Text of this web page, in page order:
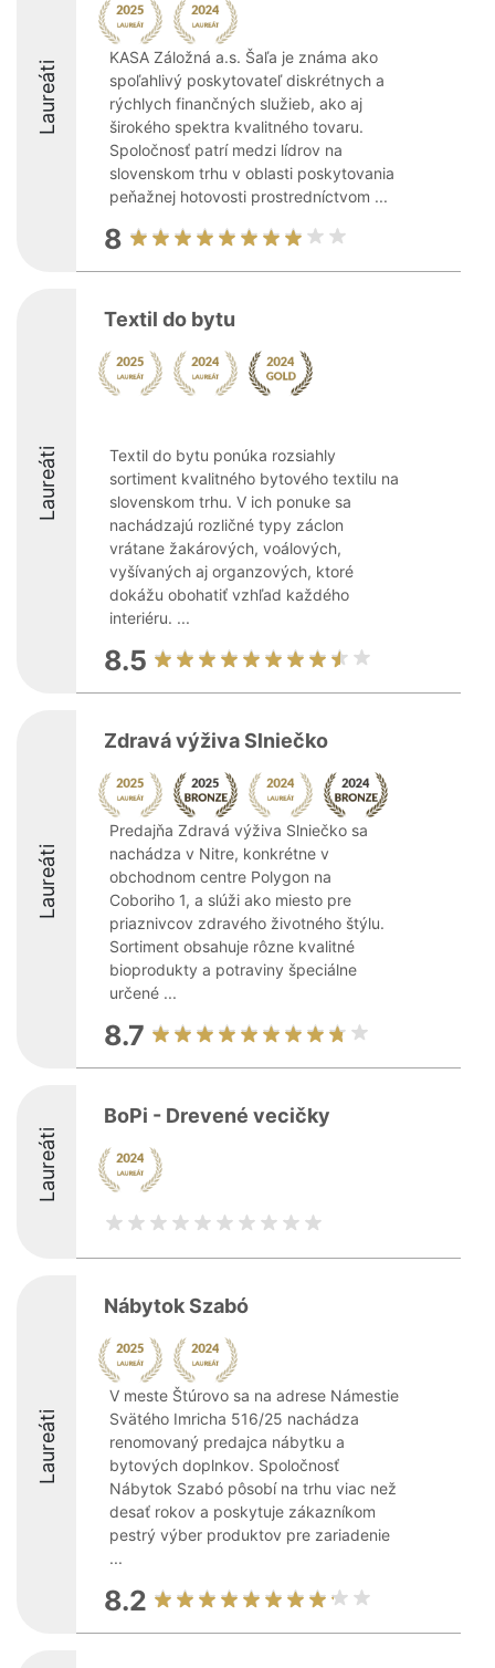
Laureáti
KASA Záložná a.s. Šaľa je známa ako
spoľahlivý poskytovateľ diskrétnych a
rýchlych finančných služieb, ako aj
širokého spektra kvalitného tovaru.
Spoločnosť patrí medzi lídrov na
slovenskom trhu v oblasti poskytovania
peňažnej hotovosti prostredníctvom ...
8
Laureáti
Textil do bytu
Textil do bytu ponúka rozsiahly
sortiment kvalitného bytového textilu na
slovenskom trhu. V ich ponuke sa
nachádzajú rozličné typy záclon
vrátane žakárových, voálových,
vyšívaných aj organzových, ktoré
dokážu obohatiť vzhľad každého
interiéru. ...
8.5
Laureáti
Zdravá výživa Slniečko
Predajňa Zdravá výživa Slniečko sa
nachádza v Nitre, konkrétne v
obchodnom centre Polygon na
Coboriho 1, a slúži ako miesto pre
priaznivcov zdravého životného štýlu.
Sortiment obsahuje rôzne kvalitné
bioprodukty a potraviny špeciálne
určené ...
8.7
Laureáti
BoPi - Drevené vecičky
Laureáti
Nábytok Szabó
V meste Štúrovo sa na adrese Námestie
Svätého Imricha 516/25 nachádza
renomovaný predajca nábytku a
bytových doplnkov. Spoločnosť
Nábytok Szabó pôsobí na trhu viac než
desať rokov a poskytuje zákazníkom
pestrý výber produktov pre zariadenie
...
8.2